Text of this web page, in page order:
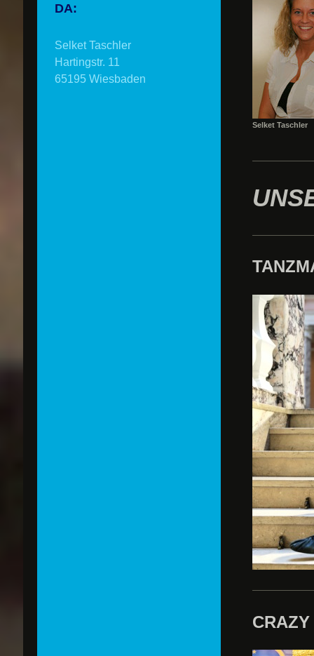
Selket Taschler
DA:
Selket Taschler
Hartingstr. 11
65195 Wiesbaden